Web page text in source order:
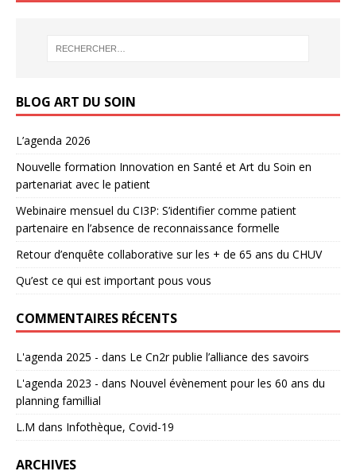
BLOG ART DU SOIN
L’agenda 2026
Nouvelle formation Innovation en Santé et Art du Soin en
partenariat avec le patient
Webinaire mensuel du CI3P: S’identifier comme patient
partenaire en l’absence de reconnaissance formelle
Retour d’enquête collaborative sur les + de 65 ans du CHUV
Qu’est ce qui est important pous vous
COMMENTAIRES RÉCENTS
L'agenda 2025 - dans Le Cn2r publie l’alliance des savoirs
L'agenda 2023 - dans Nouvel évènement pour les 60 ans du
planning famillial
L.M dans Infothèque, Covid-19
ARCHIVES